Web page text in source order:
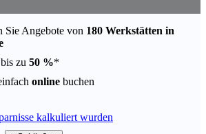
Sie Angebote von 180 Werkstätten in
zu 50 %*
online buchen
kalkuliert wurden